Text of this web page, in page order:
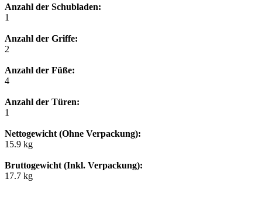
Anzahl der Schubladen:
1
Anzahl der Griffe:
2
Anzahl der Füße:
4
Anzahl der Türen:
1
Nettogewicht (Ohne Verpackung):
15.9 kg
Bruttogewicht (Inkl. Verpackung):
17.7 kg